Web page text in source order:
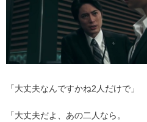
「大丈夫なんですかね2人だけで」
「大丈夫だよ、あの二人なら。